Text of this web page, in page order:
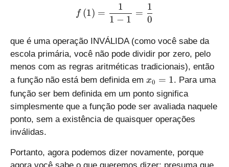
t(
ri
g
h
t)
}
=
1
_
{
0
}
}
=
1
}
{
0
}
=
1
f\left( 1
f (1) =
1 − 1
1
=
0
1
que é uma operação INVÁLIDA (como você sabe da
escola primária, você não pode dividir por zero, pelo
menos com as regras aritméticas tradicionais), então
a função não está bem definida em {
{
}
_
}
x0 = 1. Para uma
função ser bem definida em um ponto significa
simplesmente que a função pode ser avaliada naquele
ponto, sem a existência de quaisquer operações
inválidas.
Portanto, agora podemos dizer novamente, porque